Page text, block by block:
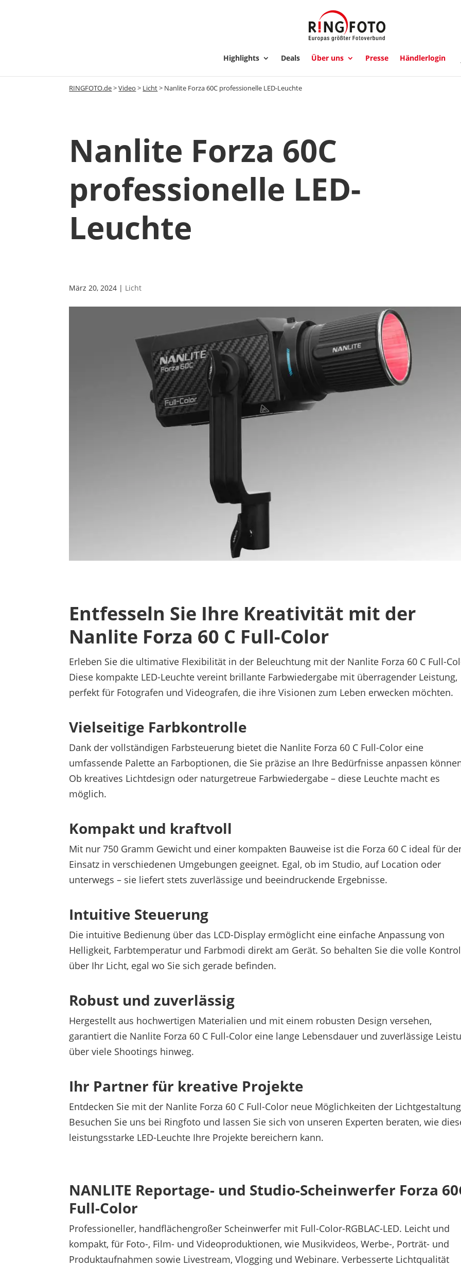
Highlights Deals Über uns Presse Händlerlogin
RINGFOTO.de>Video > Licht> Nanlite Forza 60C professionelle LED-Leuchte
Nanlite Forza 60C
professionelle LED-
Leuchte
März 20, 2024 | Licht
Entfesseln Sie Ihre Kreativität mit der
Nanlite Forza 60 C Full-Color
Erleben Sie die ultimative Flexibilität in der Beleuchtung mit der Nanlite Forza 60 C Full-
Diese kompakte LED-Leuchte vereint brillante Farbwiedergabe mit überragender Leistung,
perfekt für Fotografen und Videografen, die ihre Visionen zum Leben erwecken möchten.
Vielseitige Farbkontrolle
Dank der vollständigen Farbsteuerung bietet die Nanlite Forza 60 C Full-Color eine
umfassende Palette an Farboptionen, die Sie präzise an Ihre Bedürfnisse anpassen
Ob kreatives Lichtdesign oder naturgetreue Farbwiedergabe – diese Leuchte macht es
möglich.
Kompakt und kraftvoll
Mit nur 750 Gramm Gewicht und einer kompakten Bauweise ist die Forza 60 C ideal für
Einsatz in verschiedenen Umgebungen geeignet. Egal, ob im Studio, auf Location oder
unterwegs – sie liefert stets zuverlässige und beeindruckende Ergebnisse.
Intuitive Steuerung
Die intuitive Bedienung über das LCD-Display ermöglicht eine einfache Anpassung von
Helligkeit, Farbtemperatur und Farbmodi direkt am Gerät. So behalten Sie die volle
über Ihr Licht, egal wo Sie sich gerade befinden.
Robust und zuverlässig
Hergestellt aus hochwertigen Materialien und mit einem robusten Design versehen,
garantiert die Nanlite Forza 60 C Full-Color eine lange Lebensdauer und zuverlässige
über viele Shootings hinweg.
Ihr Partner für kreative Projekte
Entdecken Sie mit der Nanlite Forza 60 C Full-Color neue Möglichkeiten der
Besuchen Sie uns bei Ringfoto und lassen Sie sich von unseren Experten beraten, wie
leistungsstarke LED-Leuchte Ihre Projekte bereichern kann.
NANLITE Reportage- und Studio-Scheinwerfer Forza
Full-Color
Professioneller, handflächengroßer Scheinwerfer mit Full-Color-RGBLAC-LED. Leicht und
kompakt, für Foto-, Film- und Videoproduktionen, wie Musikvideos, Werbe-, Porträt- und
Produktaufnahmen sowie Livestream, Vlogging und Webinare. Verbesserte Lichtqualität